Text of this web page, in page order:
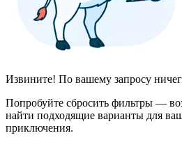
Извините! По вашему запросу
Попробуйте сбросить фильтры —
найти подходящие варианты для
приключения.